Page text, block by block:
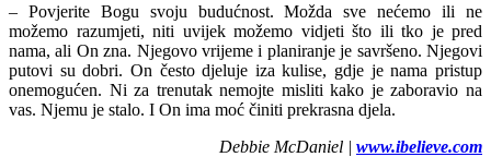
– Povjerite Bogu svoju budućnost. Možda sve nećemo ili ne
možemo razumjeti, niti uvijek možemo vidjeti što ili tko je pred
nama, ali On zna. Njegovo vrijeme i planiranje je savršeno. Njegovi
putovi su dobri. On često djeluje iza kulise, gdje je nama pristup
onemogućen. Ni za trenutak nemojte misliti kako je zaboravio na
vas. Njemu je stalo. I On ima moć činiti prekrasna djela.
Debbie McDaniel | www.ibelieve.com